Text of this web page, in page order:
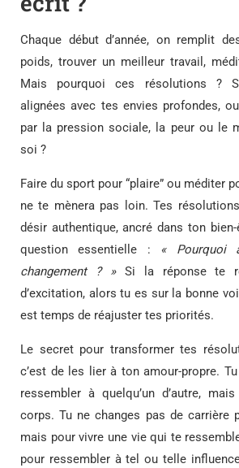
Chaque début d’année, on remplit
poids, trouver un meilleur travail,
Mais pourquoi ces résolutions ?
alignées avec tes envies profondes,
par la pression sociale, la peur ou le
soi ?
Faire du sport pour “plaire” ou méditer
ne te mènera pas loin. Tes
désir authentique, ancré dans ton
question essentielle :
« Pourquoi
changement ? »Si la réponse te
d’excitation, alors tu es sur la bonne
est temps de réajuster tes priorités.
Le secret pour transformer tes
c’est de les lier à ton amour-propre.
ressembler à quelqu’un d’autre,
corps. Tu ne changes pas de carrière
mais pour vivre une vie qui te
pour ressembler à tel ou telle